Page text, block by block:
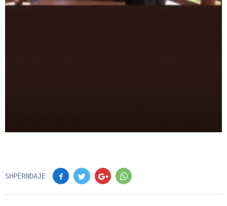
SHPËRNDAJE